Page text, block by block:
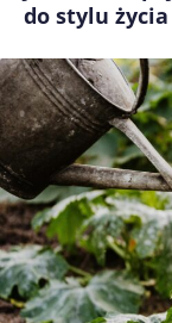
do stylu